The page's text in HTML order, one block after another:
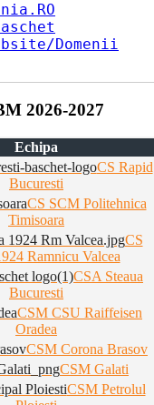
Domenii
2026-2027
Echipa
CS Rapid
Bucuresti
CS SCM Politehnica
Timisoara
CS
Ramnicu Valcea
CSA Steaua
Bucuresti
CSM CSU Raiffeisen
Oradea
CSM Corona Brasov
CSM Galati
CSM Petrolul